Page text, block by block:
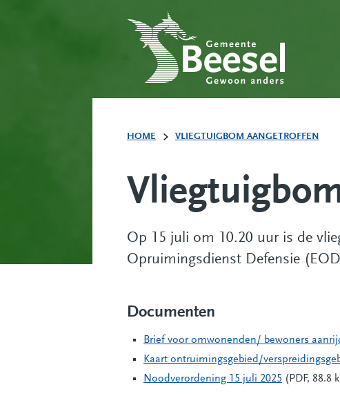
HOME VLIEGTUIGBOM AANGETROFFEN
Op 15 juli om 10.20 uur is de
Opruimingsdienst Defensie
Documenten
Brief voor omwonenden/ bewoners
Kaart ontruimingsgebied/
Noodverordening 15 juli 2025 (PDF, 88.8